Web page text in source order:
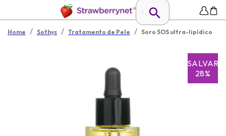
Home / Sothys / Tratamento de Pele / Soro SOS ultra-lipídico
SALVAR
28%